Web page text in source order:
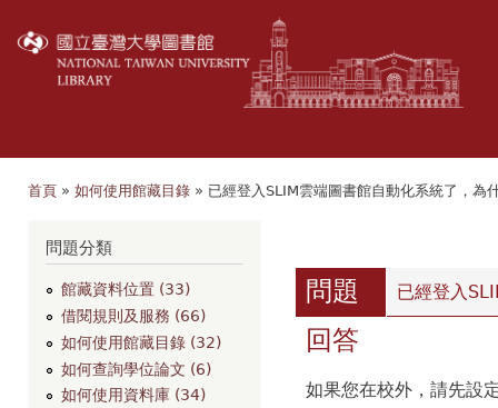
首頁 » 如何使用館藏目錄 » 已經登入SLIM雲端圖書館自動化系統了，為
問題分類
館藏資料位置 (33)
借閱規則及服務 (66)
如何使用館藏目錄 (32)
如何查詢學位論文 (6)
如何使用資料庫 (34)
問題 已經登入
回答
如果您在校外，請先設